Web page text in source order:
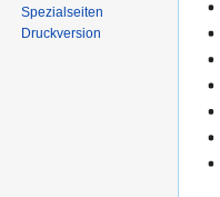
Spezialseiten
Druckversion